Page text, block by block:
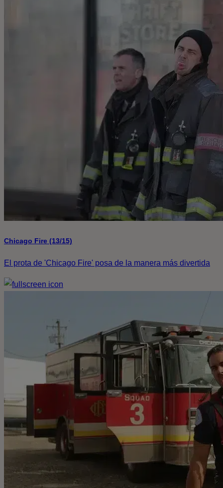
Chicago Fire (13/15)
El prota de 'Chicago Fire' posa de la manera más divertida